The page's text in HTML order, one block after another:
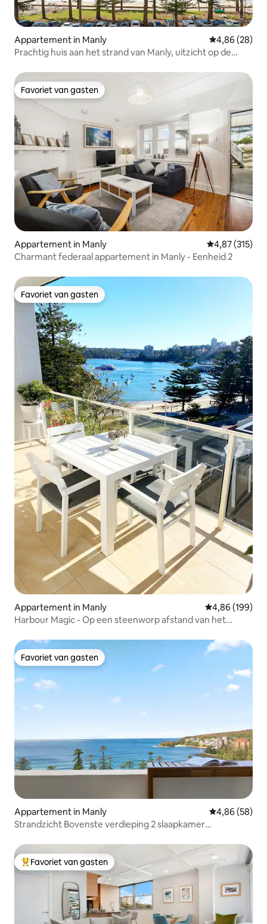
Appartement in Manly Gemiddelde
4,86 (28)
Prachtig huis aan het strand van Manly, uitzicht op de
Favoriet van gasten
Favoriet van gasten
Appartement in Manly Gemiddelde
4,87 (315)
Charmant federaal appartement in Manly - Eenheid 2
Favoriet van gasten
Favoriet van gasten
Appartement in Manly Gemiddelde
4,86 (199)
Harbour Magic - Op een steenworp afstand van het
Favoriet van gasten
Favoriet van gasten
Appartement in Manly Gemiddelde
4,86 (58)
Strandzicht Bovenste verdieping 2 slaapkamer
Topfavoriet van gasten
Favoriet van gasten